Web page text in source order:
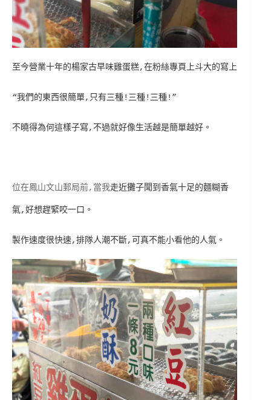
至今營業十年的楊家古早味雞蛋糕,在粉絲專頁上斗大的寫上
“我們的東西很簡單,只有三種!三種!三種!”
不曉得為何這樣子寫,不過就好像生活越是簡單越好。
位在鳳山文山郵局前,當我走近攤子聞到香氣十足的麵糊香
氣,好想趕緊咬一口。
製作速度很快速,排隊人潮不斷,可真不能小看他的人氣。